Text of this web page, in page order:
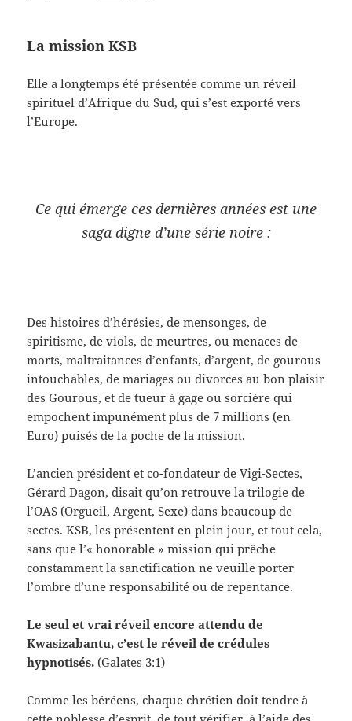
La mission KSB
Elle a longtemps été présentée comme un réveil
spirituel d’Afrique du Sud, qui s’est exporté vers
l’Europe.
Ce qui émerge ces dernières années est une
saga digne d’une série noire :
Des histoires d’hérésies, de mensonges, de
spiritisme, de viols, de meurtres, ou menaces de
morts, maltraitances d’enfants, d’argent, de gourous
intouchables, de mariages ou divorces au bon plaisir
des Gourous, et de tueur à gage ou sorcière qui
empochent impunément plus de 7 millions (en
Euro) puisés de la poche de la mission.
L’ancien président et co-fondateur de Vigi-Sectes,
Gérard Dagon, disait qu’on retrouve la trilogie de
l’OAS (Orgueil, Argent, Sexe) dans beaucoup de
sectes. KSB, les présentent en plein jour, et tout cela,
sans que l’« honorable » mission qui prêche
constamment la sanctification ne veuille porter
l’ombre d’une responsabilité ou de repentance.
Le seul et vrai réveil encore attendu de
Kwasizabantu, c’est le réveil de crédules
hypnotisés. (Galates 3:1)
Comme les béréens, chaque chrétien doit tendre à